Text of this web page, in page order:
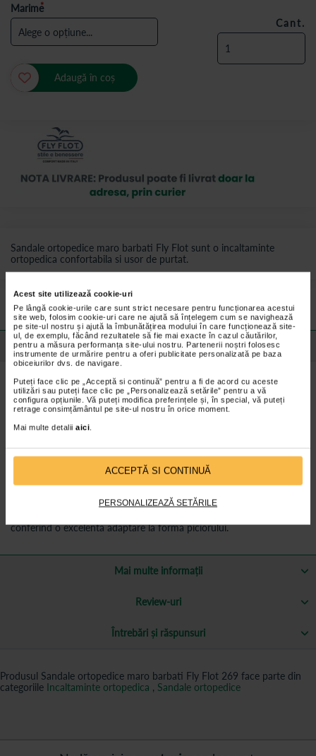
Acest site utilizează cookie-uri
Pe lângă cookie-urile care sunt strict necesare pentru funcționarea acestui
site web, folosim cookie-uri care ne ajută să înțelegem cum se navighează
pe site-ul nostru și ajută la îmbunătățirea modului în care funcționează site-
ul, de exemplu, făcând rezultatele să fie mai exacte în cazul căutărilor,
pentru a măsura performanța site-ului nostru. Partenerii noștri folosesc
instrumente de urmărire pentru a oferi publicitate personalizată pe baza
obiceiurilor dvs. de navigare.
Puteți face clic pe „Acceptă si continuă” pentru a fi de acord cu aceste
utilizări sau puteți face clic pe „Personalizează setările” pentru a vă
configura opțiunile. Vă puteți modifica preferințele și, în special, vă puteți
retrage consimțământul pe site-ul nostru în orice moment.
Mai multe detalii aici.
ACCEPTĂ SI CONTINUĂ
PERSONALIZEAZĂ SETĂRILE
Sandale ortopedice maro barbati Fly Flot sunt o incaltaminte
ortopedica confortabila si usor de purtat.
Marime
Cant.
Adaugă în coș
valabile pentru comenzile efectuate online.
Detalii despre produs
Sandale ortopedice maro barbati Fly Flot
partea superioara este confectionata din material textil
brant din piele, moale, forma anatomica si anti-soc
Pentru ce se recomanda sandalele ortopedice
Sandalele au un design atractiv si modern, sunt usor de purtat si
conferind o excelenta adaptare la forma piciorului.
Mai multe informații
Review-uri
Întrebări și răspunsuri
Produsul Sandale ortopedice maro barbati Fly Flot 269 face parte din
categoriile Incaltaminte ortopedica , Sandale ortopedice